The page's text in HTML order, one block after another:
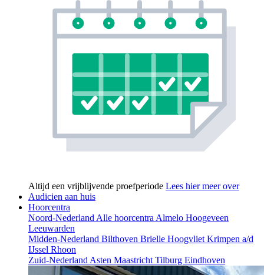
Altijd een vrijblijvende proefperiode Lees hier meer over
Audicien aan huis
Hoorcentra
Noord-NederlandAlle hoorcentraAlmelo Hoogeveen
Leeuwarden
Midden-Nederland Bilthoven Brielle HoogvlietKrimpen a/d
IJssel Rhoon
Zuid-NederlandAsten MaastrichtTilburg Eindhoven